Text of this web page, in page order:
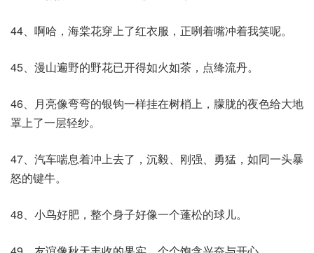
44、啊哈，海棠花穿上了红衣服，正咧着嘴冲着我笑呢。
45、漫山遍野的野花已开得如火如茶，点绛流丹。
46、月亮像弯弯的银钩一样挂在树梢上，朦胧的夜色给大地
罩上了一层轻纱。
47、汽车喘息着冲上去了，沉毅、刚强、勇猛，如同一头暴
怒的键牛。
48、小鸟好肥，整个身子好像一个蓬松的球儿。